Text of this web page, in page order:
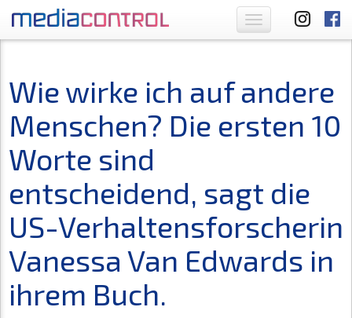
Toggle
navigation
Wie wirke ich auf andere
Menschen? Die ersten 10
Worte sind
entscheidend, sagt die
US-Verhaltensforscherin
Vanessa Van Edwards in
ihrem Buch.